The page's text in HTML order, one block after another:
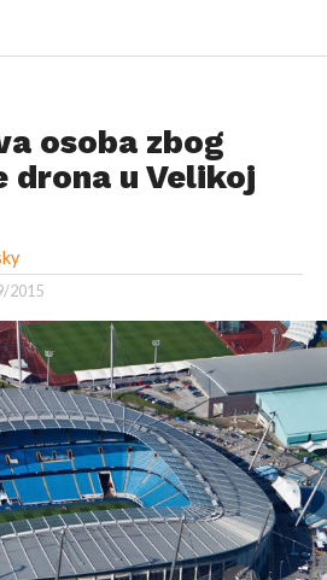
osoba zbog
drona u Velikoj
2015